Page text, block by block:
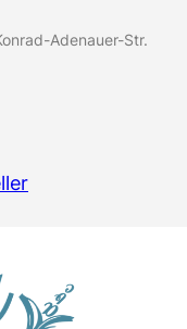
Adenauer-Str.